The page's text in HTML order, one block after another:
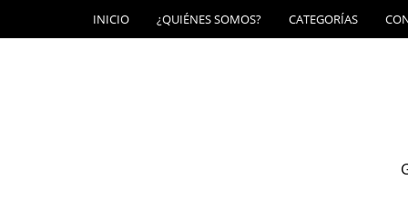
INICIO ¿QUIÉNES SOMOS? CATEGORÍAS